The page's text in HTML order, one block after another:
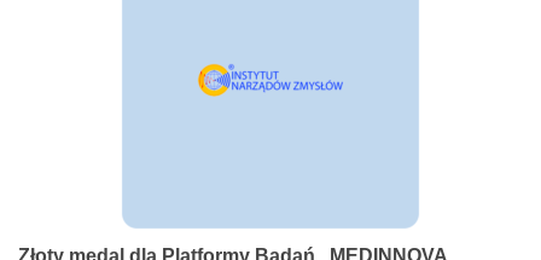
Złoty medal dla Platformy Badań , MEDINNOVA,